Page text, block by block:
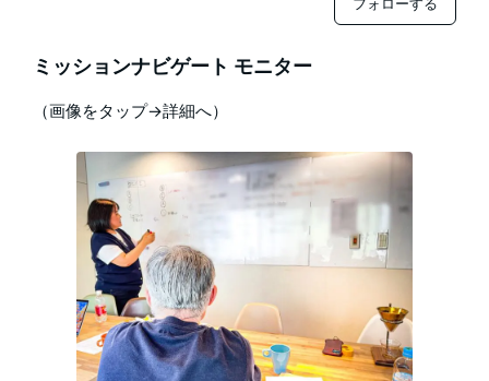
ミッションナビゲート モニター
（画像をタップ→詳細へ）